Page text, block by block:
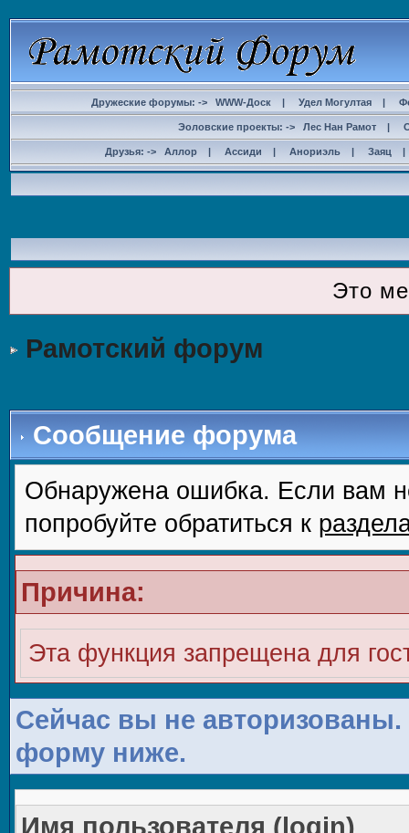
Дружеские форумы: -> WWW-Доск | Удел Могултая |
Эоловские проекты: -> Лес Нан Рамот |
Друзья: -> Аллор | Ассиди | Анориэль | Заяц
Это
Рамотский форум
Сообщение форума
Обнаружена ошибка. Если вам
попробуйте обратиться к
Причина:
Эта функция запрещена для
Сейчас вы не авторизованы.
форму ниже.
Имя пользователя (login)